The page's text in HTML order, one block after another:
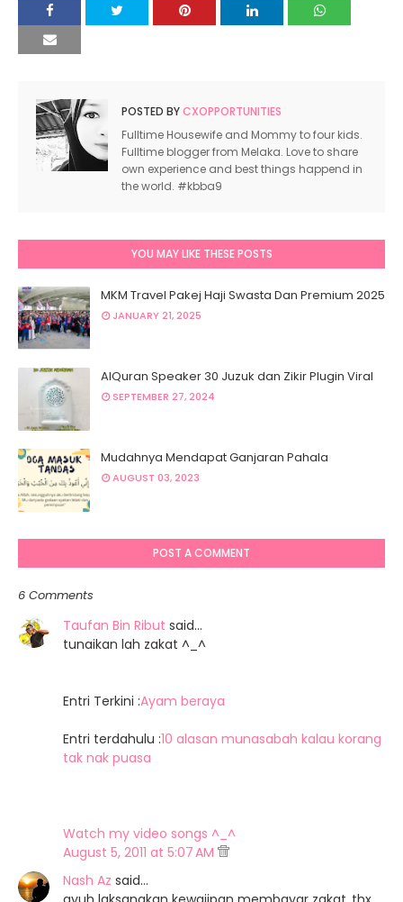
sumber :
sumber :Muip
POSTED BYCXOPPORTUNITIES
Fulltime Housewife and Mommy to four kids.
Fulltime blogger from Melaka. Love to share
own experience and best things happend in
the world. #kbba9
YOU MAY LIKE THESE POSTS
MKM Travel Pakej Haji Swasta Dan Premium 2025
JANUARY 21, 2025
AlQuran Speaker 30 Juzuk dan Zikir Plugin Viral
SEPTEMBER 27, 2024
Mudahnya Mendapat Ganjaran Pahala
AUGUST 03, 2023
POST A COMMENT
6 Comments
Taufan Bin Ribut said…
tunaikan lah zakat ^_^
Entri Terkini :Ayam beraya
Entri terdahulu :10 alasan munasabah kalau korang
tak nak puasa
Watch my video songs ^_^
August 5, 2011 at 5:07 AM
Nash Az said…